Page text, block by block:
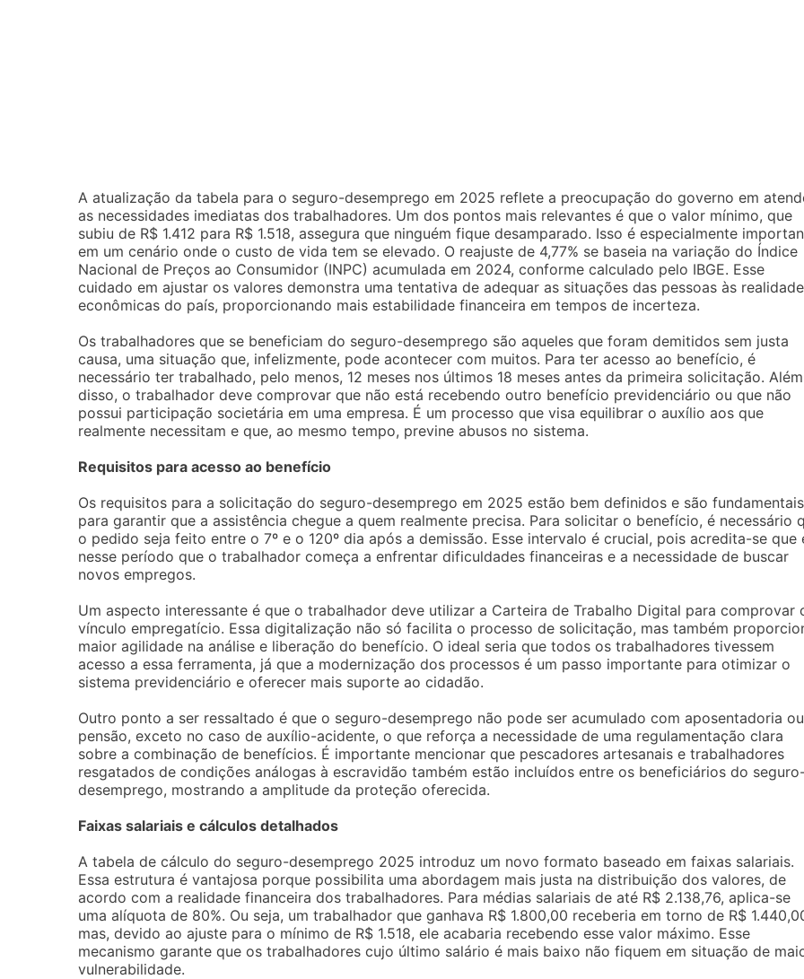
A atualização da tabela para o seguro-desemprego em 2025 reflete a preocupação do governo em
as necessidades imediatas dos trabalhadores. Um dos pontos mais relevantes é que o valor mínimo, que
subiu de R$ 1.412 para R$ 1.518, assegura que ninguém fique desamparado. Isso é especialmente
em um cenário onde o custo de vida tem se elevado. O reajuste de 4,77% se baseia na variação do Índice
Nacional de Preços ao Consumidor (INPC) acumulada em 2024, conforme calculado pelo IBGE. Esse
cuidado em ajustar os valores demonstra uma tentativa de adequar as situações das pessoas às
econômicas do país, proporcionando mais estabilidade financeira em tempos de incerteza.
Os trabalhadores que se beneficiam do seguro-desemprego são aqueles que foram demitidos sem justa
causa, uma situação que, infelizmente, pode acontecer com muitos. Para ter acesso ao benefício, é
necessário ter trabalhado, pelo menos, 12 meses nos últimos 18 meses antes da primeira solicitação. Além
disso, o trabalhador deve comprovar que não está recebendo outro benefício previdenciário ou que não
possui participação societária em uma empresa. É um processo que visa equilibrar o auxílio aos que
realmente necessitam e que, ao mesmo tempo, previne abusos no sistema.
Requisitos para acesso ao benefício
Os requisitos para a solicitação do seguro-desemprego em 2025 estão bem definidos e são fundamentais
para garantir que a assistência chegue a quem realmente precisa. Para solicitar o benefício, é necessário
o pedido seja feito entre o 7º e o 120º dia após a demissão. Esse intervalo é crucial, pois acredita-se que
nesse período que o trabalhador começa a enfrentar dificuldades financeiras e a necessidade de buscar
novos empregos.
Um aspecto interessante é que o trabalhador deve utilizar a Carteira de Trabalho Digital para comprovar
vínculo empregatício. Essa digitalização não só facilita o processo de solicitação, mas também
maior agilidade na análise e liberação do benefício. O ideal seria que todos os trabalhadores tivessem
acesso a essa ferramenta, já que a modernização dos processos é um passo importante para otimizar o
sistema previdenciário e oferecer mais suporte ao cidadão.
Outro ponto a ser ressaltado é que o seguro-desemprego não pode ser acumulado com aposentadoria ou
pensão, exceto no caso de auxílio-acidente, o que reforça a necessidade de uma regulamentação clara
sobre a combinação de benefícios. É importante mencionar que pescadores artesanais e trabalhadores
resgatados de condições análogas à escravidão também estão incluídos entre os beneficiários do
desemprego, mostrando a amplitude da proteção oferecida.
Faixas salariais e cálculos detalhados
A tabela de cálculo do seguro-desemprego 2025 introduz um novo formato baseado em faixas salariais.
Essa estrutura é vantajosa porque possibilita uma abordagem mais justa na distribuição dos valores, de
acordo com a realidade financeira dos trabalhadores. Para médias salariais de até R$ 2.138,76, aplica-se
uma alíquota de 80%. Ou seja, um trabalhador que ganhava R$ 1.800,00 receberia em torno de R$
mas, devido ao ajuste para o mínimo de R$ 1.518, ele acabaria recebendo esse valor máximo. Esse
mecanismo garante que os trabalhadores cujo último salário é mais baixo não fiquem em situação de
vulnerabilidade.